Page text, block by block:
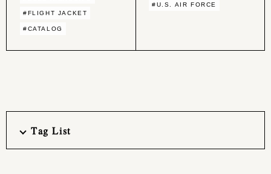
#FLIGHT JACKET
#CATALOG
#U.S. AIR FORCE
Tag List